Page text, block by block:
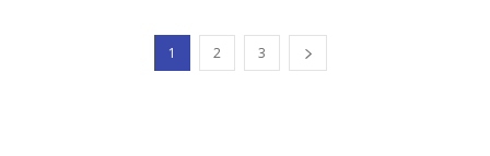
1 2 3